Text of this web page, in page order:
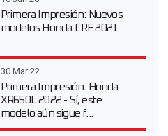
Primera Impresión: Nuevos
modelos Honda CRF 2021
30 Mar 22
Primera Impresión: Honda
XR650L 2022 - Sí, este
modelo aún sigue f...